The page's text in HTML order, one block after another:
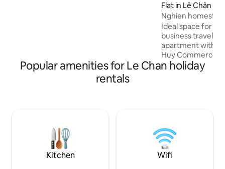
Flat in Lê Chân
Nghien homestay
bathrooms 2
Ideal space for
business
apartment with
Huy Commerce,
Phong. ✨
bedrooms, 2
check-in Good
reception -
and international
Popular amenities for Le Chan holiday
rentals
Kitchen Wifi